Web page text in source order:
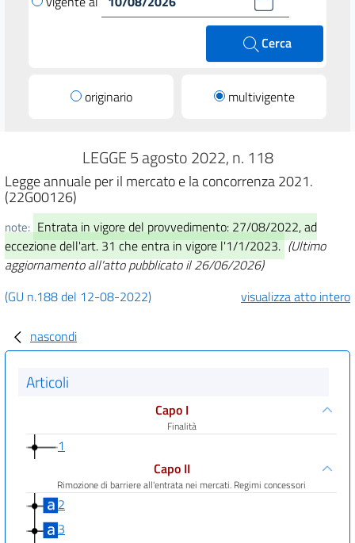
Cerca
originario multivigente
LEGGE 5 agosto 2022, n. 118
Legge annuale per il mercato e la concorrenza 2021.
(22G00126)
note: Entrata in vigore del provvedimento: 27/08/2022, ad
eccezione dell'art. 31 che entra in vigore l'1/1/2023. (Ultimo
aggiornamento all'atto pubblicato il 26/06/2026)
(GU n.188 del 12-08-2022)
visualizza atto intero
nascondi
Articoli
Capo I
Finalità
1
Capo II
Rimozione di barriere all'entrata nei mercati. Regimi concessori
2
3